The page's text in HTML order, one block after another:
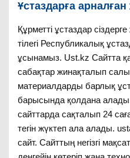
Ұстаздарға
Құрметті ұстаздар
тілегі Республикалық
ұсынамыз. Ust.kz Сайтта
сабақтар жинақталып
материалдарды барлық
барысында қолдана
сайттарда сақталып 24
тегін жүктеп ала алады.
сайт. Сайттың негізгі